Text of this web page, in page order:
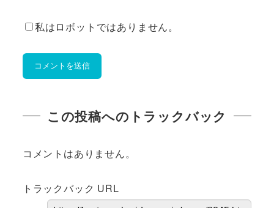
私はロボットではありません。
この投稿へのトラックバック
コメントはありません。
トラックバック URL